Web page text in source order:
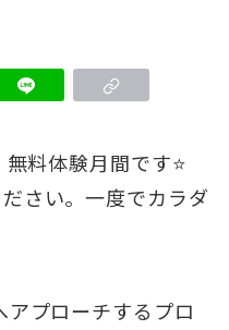
料体験月間です⭐️
さい。一度でカラダ
アプローチするプロ